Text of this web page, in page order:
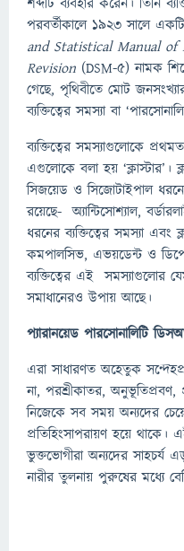
পরবর্তীকালে ১৯২৩ সালে
and Statistical Manual
Revision (DSM-5) নামক
গেছে, পৃথিবীতে মোট
ব্যক্তিত্বের সমস্যা বা
ব্যক্তিত্বের সমস্যাগুলোকে
এগুলোকে বলা হয় ‘ক্লাস্টার’।
সিজয়েড ও সিজোটাইপাল ধরনের
রয়েছে- অ্যান্টিসোশ্যাল,
ধরনের ব্যক্তিত্বের সমস্যা এবং
কমপালসিভ, এভয়ডেন্ট ও
ব্যক্তিত্বের এই সমস্যাগুলোর
সমাধানেরও উপায় আছে।
প্যারানয়েড পারসোনালিটি
এরা সাধারণত অহেতুক
না, পরশ্রীকাতর, অনুভূতিপ্রবণ,
নিজেকে সব সময় অন্যদের
প্রতিহিংসাপরায়ণ হয়ে থাকে।
ভুক্তভোগীরা অন্যদের সাহচর্য
নারীর তুলনায় পুরুষের মধ্যে